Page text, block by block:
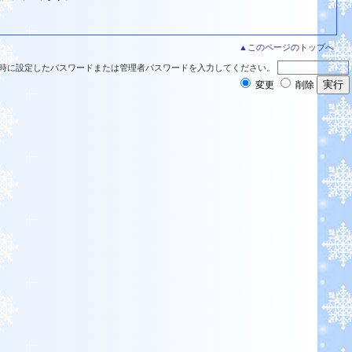
▲このページのトップへ
に設定したパスワードまたは管理者パスワードを入力してください。
変更 削除